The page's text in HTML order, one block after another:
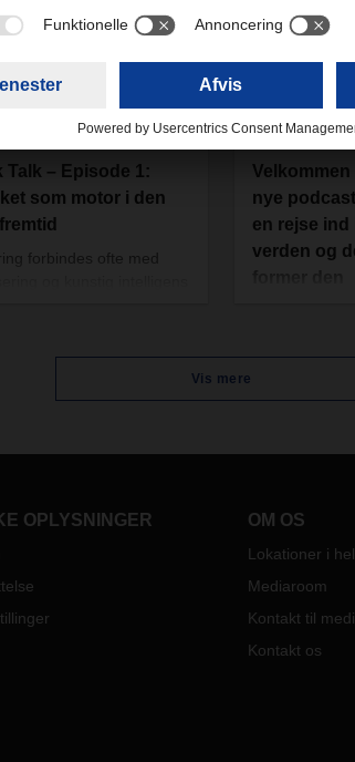
Talk – Episode 1:
som motor i den
forbindes ofte med
Talk, DACHSERs nye
07/10/2025
nye
en rejse
verden og
præget af
tværs af
sige at være
Vis mere
OPLYSNINGER OM OS
Lokationer i
Mediaroom
Kontakt til
Kontakt os